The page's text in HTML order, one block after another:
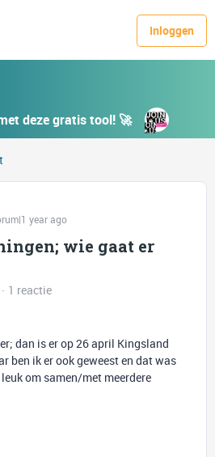
Inloggen
deze gratis tool! 🚀
year ago
wie gaat er
1 reactie
dan is er op 26 april Kingsland
ben ik er ook geweest en dat was
om samen/met meerdere